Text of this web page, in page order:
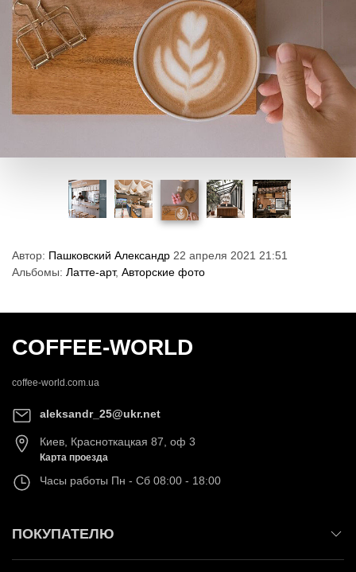
Автор: Пашковский Александр 22 апреля 2021 21:51
Альбомы: Латте-арт, Авторские фото
COFFEE-WORLD
coffee-world.com.ua
aleksandr_25@ukr.net
Киев, Красноткацкая 87, оф 3
Карта проезда
Часы работы Пн - Сб 08:00 - 18:00
ПОКУПАТЕЛЮ